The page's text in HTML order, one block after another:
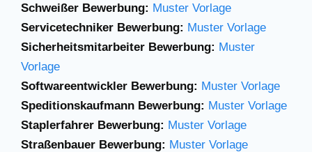
Schweißer Bewerbung: Muster Vorlage
Servicetechniker Bewerbung: Muster Vorlage
Sicherheitsmitarbeiter Bewerbung: Muster
Vorlage
Softwareentwickler Bewerbung: Muster Vorlage
Speditionskaufmann Bewerbung: Muster Vorlage
Staplerfahrer Bewerbung: Muster Vorlage
Straßenbauer Bewerbung: Muster Vorlage